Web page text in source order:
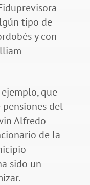
tipo de
y con
que
del
Alfredo
de la
sido un